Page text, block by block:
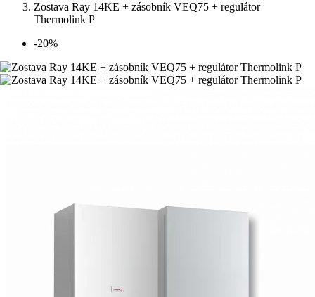
Zostava Ray 14KE + zásobník VEQ75 + regulátor
Thermolink P
-20%